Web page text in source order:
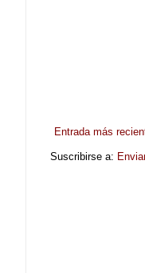
Entrada más
Suscribirse a: